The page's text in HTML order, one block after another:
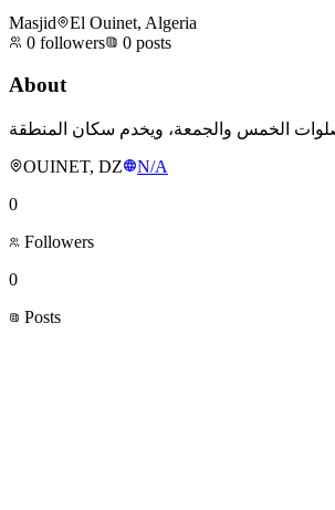
Masjid
El Ouinet, Algeria
0 followers 0 posts
About
OUINET, DZ
N/A
0
Followers
0
Posts